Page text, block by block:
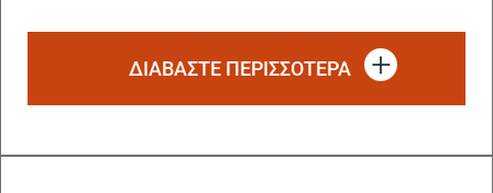
ΔΙΑΒΆΣΤΕ ΠΕΡΙΣΣΌΤΕΡΑ